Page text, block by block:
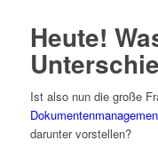
Heute!
Ist also nun die große
darunter vorstellen?